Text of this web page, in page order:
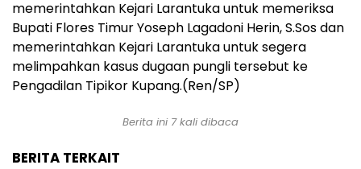
memerintahkan Kejari Larantuka untuk memeriksa
Bupati Flores Timur Yoseph Lagadoni Herin, S.Sos dan
memerintahkan Kejari Larantuka untuk segera
melimpahkan kasus dugaan pungli tersebut ke
Pengadilan Tipikor Kupang.(Ren/SP)
Berita ini 7 kali dibaca
BERITA TERKAIT